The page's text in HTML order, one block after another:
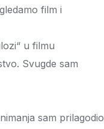
film i
u filmu
Svugde sam
sam prilagodio